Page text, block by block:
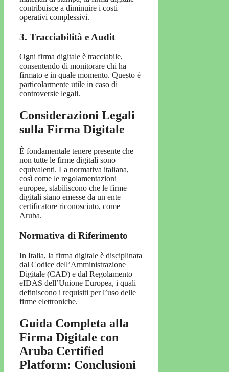
contribuisce a diminuire i costi
operativi complessivi.
3. Tracciabilità e Audit
Ogni firma digitale è tracciabile,
consentendo di monitorare chi ha
firmato e in quale momento. Questo è
particolarmente utile in caso di
controversie legali.
Considerazioni Legali
sulla Firma Digitale
È fondamentale tenere presente che
non tutte le firme digitali sono
equivalenti. La normativa italiana,
così come le regolamentazioni
europee, stabiliscono che le firme
digitali siano emesse da un ente
certificatore riconosciuto, come
Aruba.
Normativa di Riferimento
In Italia, la firma digitale è disciplinata
dal Codice dell’Amministrazione
Digitale (CAD) e dal Regolamento
eIDAS dell’Unione Europea, i quali
definiscono i requisiti per l’uso delle
firme elettroniche.
Guida Completa alla
Firma Digitale con
Aruba Certified
Platform: Conclusioni